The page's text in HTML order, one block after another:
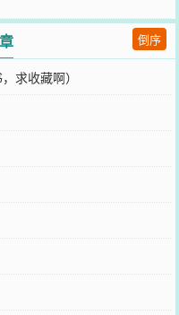
倒序
求收藏啊）